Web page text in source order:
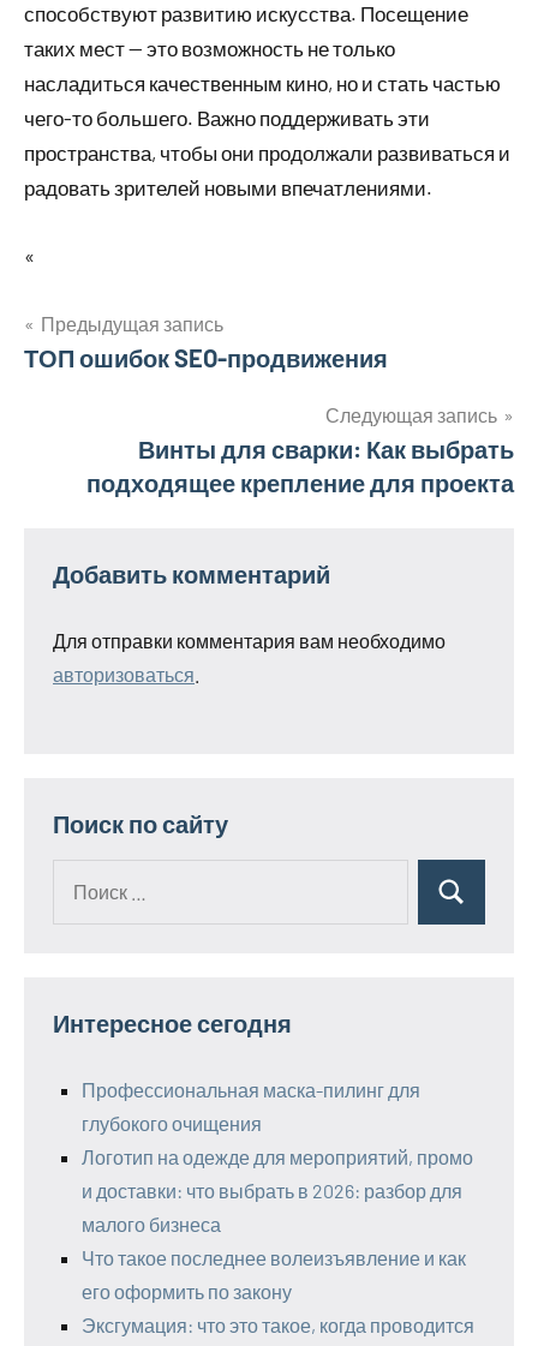
способствуют развитию искусства. Посещение
таких мест — это возможность не только
насладиться качественным кино, но и стать частью
чего-то большего. Важно поддерживать эти
пространства, чтобы они продолжали развиваться и
радовать зрителей новыми впечатлениями.
«
Навигация
записям
Предыдущая запись
ТОП ошибок SEO-продвижения
Следующая запись
Винты для сварки: Как выбрать
подходящее крепление для проекта
Добавить комментарий
Для отправки комментария вам необходимо
авторизоваться
Поиск по сайту
Поиск
Интересное сегодня
Профессиональная маска-пилинг для
глубокого очищения
Логотип на одежде для мероприятий, промо
и доставки: что выбрать в 2026: разбор для
малого бизнеса
Что такое последнее волеизъявление и как
его оформить по закону
Эксгумация: что это такое, когда проводится